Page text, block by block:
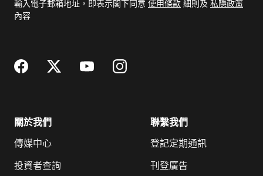
郵
輸入電子郵箱地址，即表示閣下同意 使用條款 細則及 私隱政策
內容
關於我們
傳媒中心
投資者查詢
聯繫我們
登記定期通訊
刊登廣告